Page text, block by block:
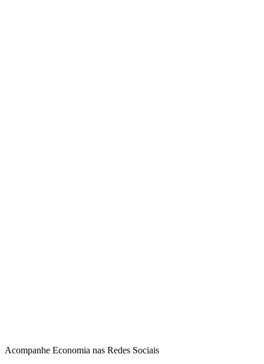
Acompanhe Economia nas Redes Sociais